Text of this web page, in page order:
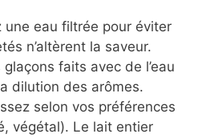
une eau filtrée pour éviter
n’altèrent la saveur.
glaçons faits avec de l’eau
dilution des arômes.
selon vos préférences
végétal). Le lait entier